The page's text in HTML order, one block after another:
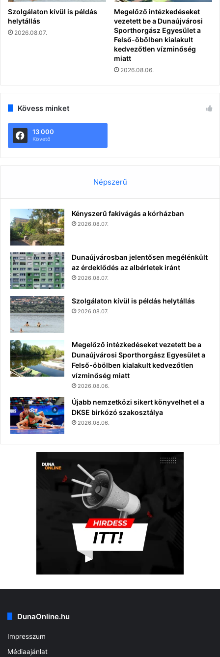
Szolgálaton kívül is példás
helytállás
2026.08.07.
Megelőző intézkedéseket
vezetett be a Dunaújvárosi
Sporthorgász Egyesület a
Felső-öbölben kialakult
kedvezőtlen vízminőség
miatt
2026.08.06.
Kövess minket
13 000
Követő
Népszerű
Kényszerű fakivágás a kórházban
2026.08.07.
Dunaújvárosban jelentősen megélénkült
az érdeklődés az albérletek iránt
2026.08.07.
Szolgálaton kívül is példás helytállás
2026.08.07.
Megelőző intézkedéseket vezetett be a
Dunaújvárosi Sporthorgász Egyesület a
Felső-öbölben kialakult kedvezőtlen
vízminőség miatt
2026.08.06.
Újabb nemzetközi sikert könyvelhet el a
DKSE birkózó szakosztálya
2026.08.06.
DunaOnline.hu
Impresszum
Médiaajánlat